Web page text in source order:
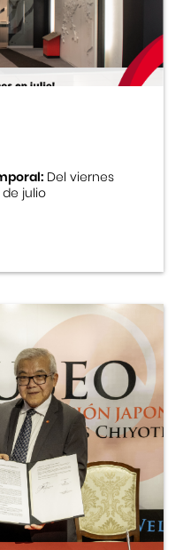
Japonés
Japonesa
Del viernes
julio